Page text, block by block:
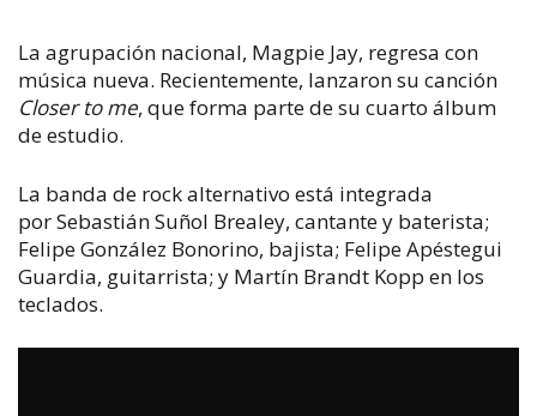
La agrupación nacional, Magpie Jay, regresa con
música nueva. Recientemente, lanzaron su canción
Closer to me, que forma parte de su cuarto álbum
de estudio.
La banda de rock alternativo está integrada
por Sebastián Suñol Brealey, cantante y baterista;
Felipe González Bonorino, bajista; Felipe Apéstegui
Guardia, guitarrista; y Martín Brandt Kopp en los
teclados.